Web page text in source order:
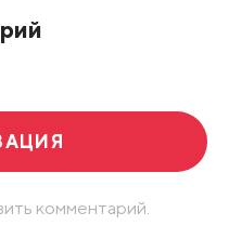
комментарий.